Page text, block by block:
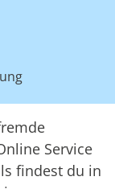
Service
findest du in